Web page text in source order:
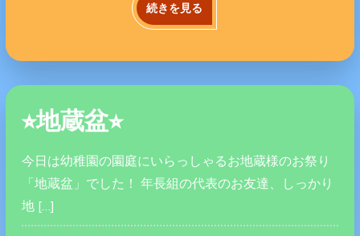
続きを見る
⭐︎地蔵盆⭐︎
今日は幼稚園の園庭にいらっしゃるお地蔵様のお祭り
「地蔵盆」でした！ 年長組の代表のお友達、しっかり
地 […]